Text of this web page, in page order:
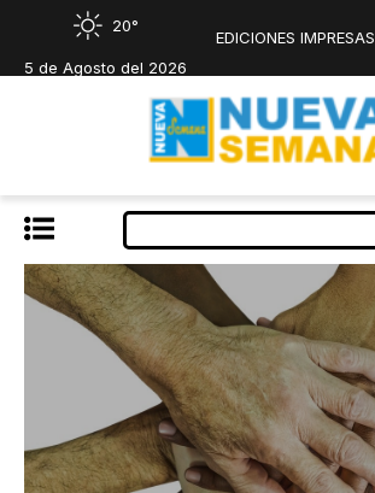
20°
5 de Agosto del 2026
EDICIONES IMPRESAS